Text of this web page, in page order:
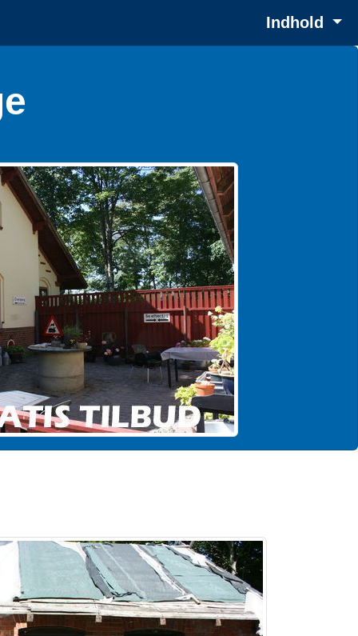
Indhold